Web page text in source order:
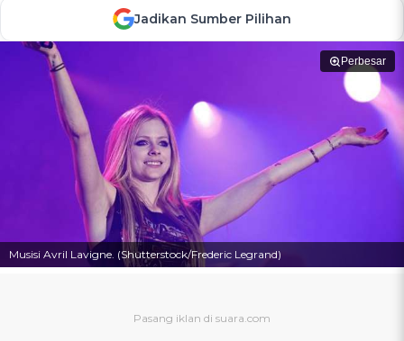
Jadikan Sumber Pilihan
Perbesar
Musisi Avril Lavigne. (Shutterstock/Frederic Legrand)